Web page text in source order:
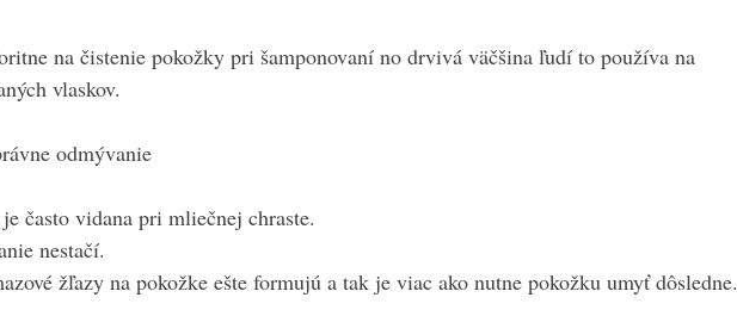
na čistenie pokožky pri šamponovaní no drvivá väčšina ľudí to používa na
vlaskov.
odmývanie
často vidana pri mliečnej chraste.
nestačí.
žľazy na pokožke ešte formujú a tak je viac ako nutne pokožku umyť dôsledne.